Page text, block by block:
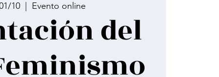
10 Evento online
del